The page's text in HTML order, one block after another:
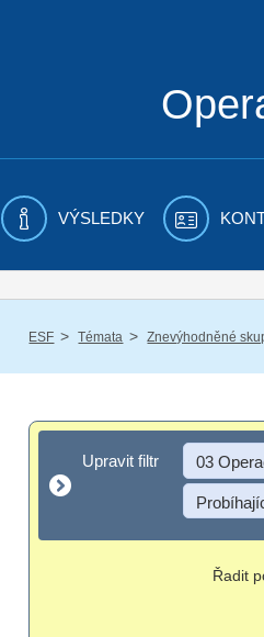
VÝSLEDKY
ESF / Témata / Znevýhodněné
Upravit filtr
Upravit filtr 03
Řadit